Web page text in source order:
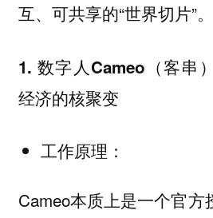
互、可共享的“世界切片”。
1. 数字人Cameo（客串
经济的核聚变
工作原理：
Cameo本质上是一个官方